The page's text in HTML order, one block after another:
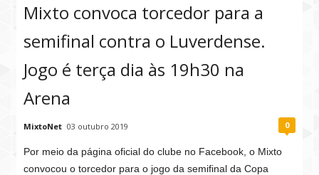
Mixto convoca torcedor para a
semifinal contra o Luverdense.
Jogo é terça dia às 19h30 na
Arena
MixtoNet 03 outubro 2019 0
Por meio da página oficial do clube no Facebook, o Mixto
convocou o torcedor para o jogo da semifinal da Copa